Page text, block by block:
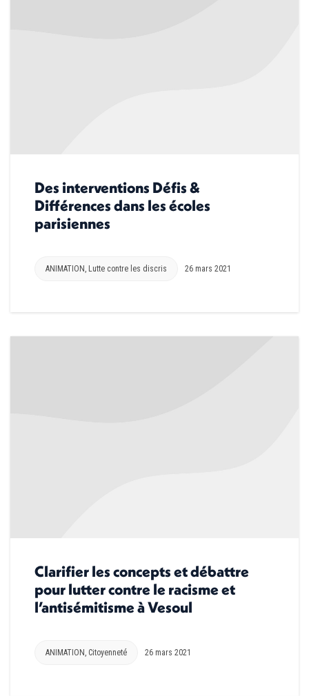
Des interventions Défis &
Différences dans les écoles
parisiennes
ANIMATION , Lutte contre les discris 26 mars 2021
Clarifier les concepts et débattre
pour lutter contre le racisme et
l’antisémitisme à Vesoul
ANIMATION Citoyenneté 26 mars 2021